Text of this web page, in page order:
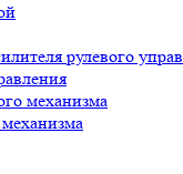
рулевого
механизма